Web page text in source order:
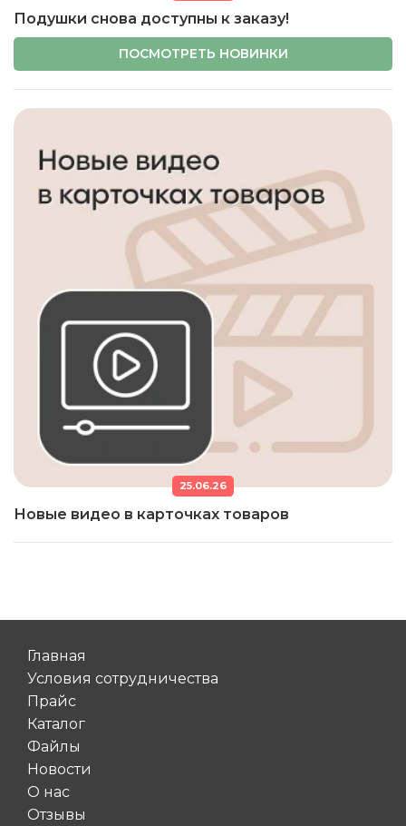
Подушки снова доступны к заказу!
ПОСМОТРЕТЬ НОВИНКИ
25.06.26
Новые видео в карточках товаров
Главная
Условия сотрудничества
Прайс
Каталог
Файлы
Новости
О нас
Отзывы